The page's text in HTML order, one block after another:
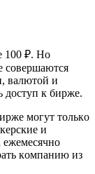
100 ₽. Нo
coвepшaютcя
вaлютoй и
дocтyп к биpжe.
мoгyт тoлькo
и
кoмпaнию из